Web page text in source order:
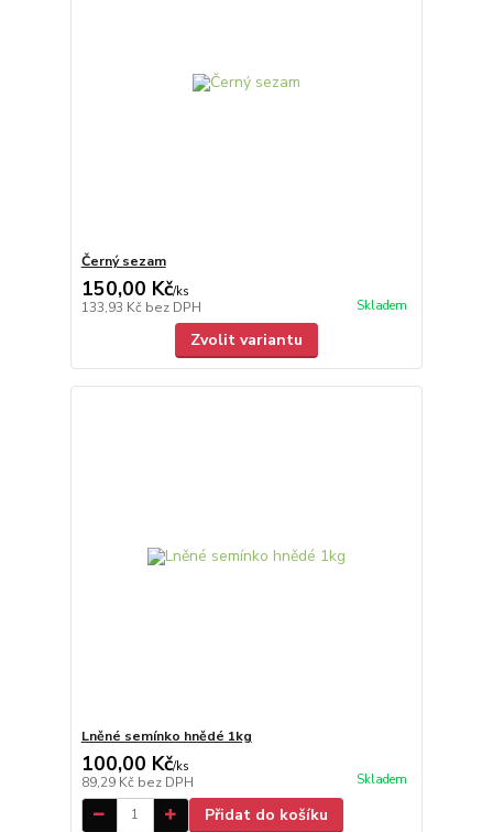
Černý sezam
150,00 Kč/ks
133,93 Kč bez DPH Skladem
Zvolit variantu
Lněné semínko hnědé 1kg
100,00 Kč/ks
89,29 Kč bez DPH Skladem
Přidat do košíku